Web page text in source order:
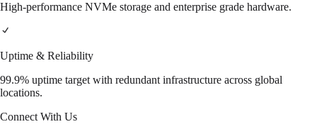
High-performance NVMe storage and enterprise grade hardware.
Uptime & Reliability
99.9% uptime target with redundant infrastructure across global
locations.
Connect With Us